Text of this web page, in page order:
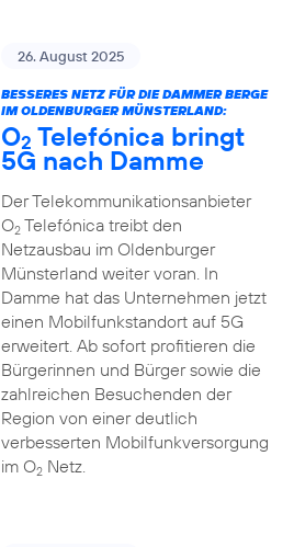
26. August 2025
BESSERES NETZ FÜR DIE DAMMER BERGE
IM OLDENBURGER MÜNSTERLAND:
O2 Telefónica bringt
5G nach Damme
Der Telekommunikationsanbieter
O2Telefónica treibt den
Netzausbau im Oldenburger
Münsterland weiter voran. In
Damme hat das Unternehmen jetzt
einen Mobilfunkstandort auf 5G
erweitert. Ab sofort profitieren die
Bürgerinnen und Bürger sowie die
zahlreichen Besuchenden der
Region von einer deutlich
verbesserten Mobilfunkversorgung
im O2Netz.